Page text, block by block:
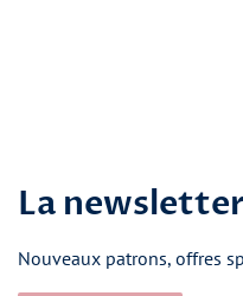
La
Nouveaux patrons, offres